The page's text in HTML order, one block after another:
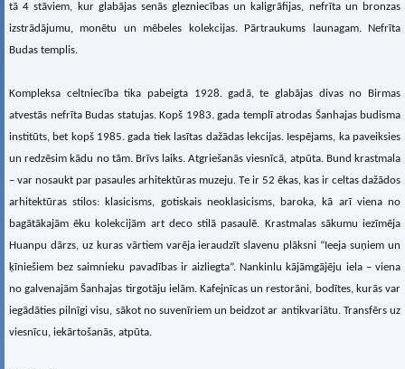
tā 4 stāviem, kur glabājas senās glezniecības un kaligrāfijas, nefrīta un bronzas
izstrādājumu, monētu un mēbeles kolekcijas. Pārtraukums launagam. Nefrīta
Budas templis.
Kompleksa celtniecība tika pabeigta 1928. gadā, te glabājas divas no Birmas
atvestās nefrīta Budas statujas. Kopš 1983. gada templī atrodas Šanhajas budisma
institūts, bet kopš 1985. gada tiek lasītas dažādas lekcijas. Iespējams, ka paveiksies
un redzēsim kādu no tām. Brīvs laiks. Atgriešanās viesnīcā, atpūta. Bund krastmala
– var nosaukt par pasaules arhitektūras muzeju. Te ir 52 ēkas, kas ir celtas dažādos
arhitektūras stilos: klasicisms, gotiskais neoklasicisms, baroka, kā arī viena no
bagātākajām ēku kolekcijām art deco stilā pasaulē. Krastmalas sākumu iezīmēja
Huanpu dārzs, uz kuras vārtiem varēja ieraudzīt slavenu plāksni “Ieeja suņiem un
ķīniešiem bez saimnieku pavadības ir aizliegta”. Nankinlu kājāmgājēju iela – viena
no galvenajām Šanhajas tirgotāju ielām. Kafejnīcas un restorāni, bodītes, kurās var
iegādāties pilnīgi visu, sākot no suvenīriem un beidzot ar antikvariātu. Transfērs uz
viesnīcu, iekārtošanās, atpūta.